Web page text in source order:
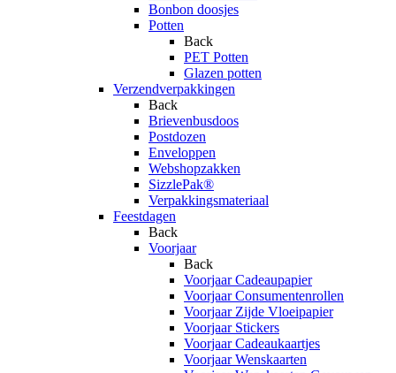
Bonbon doosjes
Potten
Back
PET Potten
Glazen potten
Verzendverpakkingen
Back
Brievenbusdoos
Postdozen
Enveloppen
Webshopzakken
SizzlePak®
Verpakkingsmateriaal
Feestdagen
Back
Voorjaar
Back
Voorjaar Cadeaupapier
Voorjaar Consumentenrollen
Voorjaar Zijde Vloeipapier
Voorjaar Stickers
Voorjaar Cadeaukaartjes
Voorjaar Wenskaarten